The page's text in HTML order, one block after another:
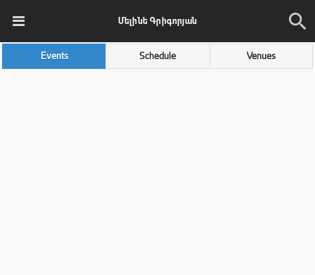
Մելինե Գրիգորյան
Events Schedule Venues